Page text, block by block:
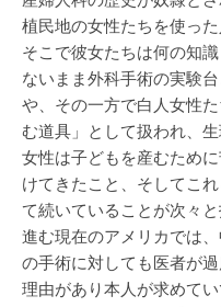
植民地の女性たちを使っ
そこで彼女たちは何の知
ないまま外科手術の実験
や、その一方で白人女性
む道具」として扱われ、
女性は子どもを産むため
けてきたこと、そしてこ
て続いていることが次々
進む現在のアメリカでは
の手術に対しても医者が
理由があり本人が求めて